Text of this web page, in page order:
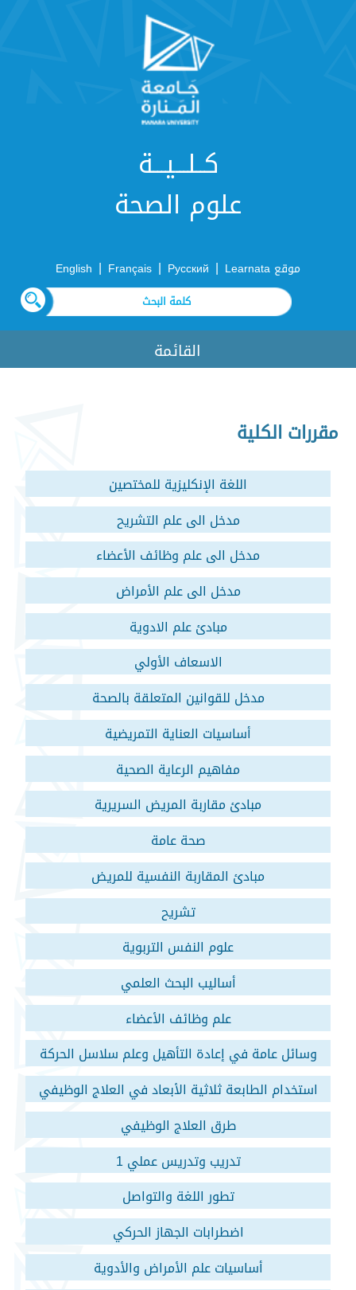
كــلـــيـــة
علوم الصحة
موقع Learnata |
Русский
|
Français
|
English
القائمة
مقررات الكلية
اللغة الإنكليزية للمختصين
مدخل الى علم التشريح
مدخل الى علم وظائف الأعضاء
مدخل الى علم الأمراض
مبادئ علم الادوية
الاسعاف الأولي
مدخل للقوانين المتعلقة بالصحة
أساسيات العناية التمريضية
مفاهيم الرعاية الصحية
مبادئ مقاربة المريض السريرية
صحة عامة
مبادئ المقاربة النفسية للمريض
تشريح
علوم النفس التربوية
أساليب البحث العلمي
علم وظائف الأعضاء
وسائل عامة في إعادة التأهيل وعلم سلاسل الحركة
استخدام الطابعة ثلاثية الأبعاد في العلاج الوظيفي
طرق العلاج الوظيفي
تدريب وتدريس عملي 1
تطور اللغة والتواصل
اضطرابات الجهاز الحركي
أساسيات علم الأمراض والأدوية